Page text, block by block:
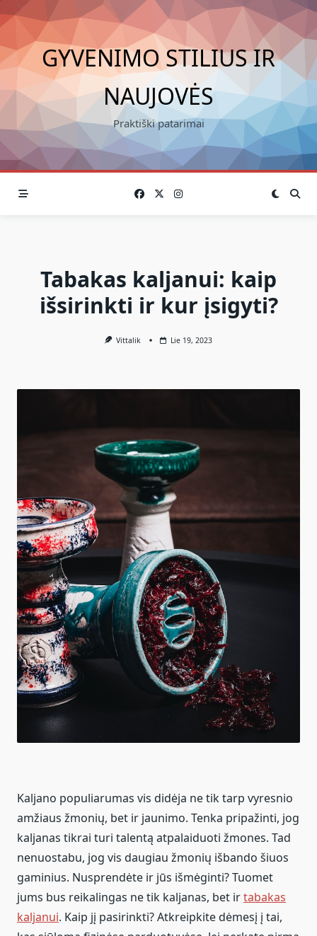
Skip
to
content
GYVENIMO STILIUS IR
NAUJOVĖS
Praktiški patarimai
Tabakas kaljanui: kaip
išsirinkti ir kur įsigyti?
Vittalik Lie 19, 2023
Kaljano populiarumas vis didėja ne tik tarp vyresnio
amžiaus žmonių, bet ir jaunimo. Tenka pripažinti, jog
kaljanas tikrai turi talentą atpalaiduoti žmones. Tad
nenuostabu, jog vis daugiau žmonių išbando šiuos
gaminius. Nusprendėte ir jūs išmėginti? Tuomet
jums bus reikalingas ne tik kaljanas, bet irtabakas
kaljanui. Kaip jį pasirinkti? Atkreipkite dėmesį į tai,